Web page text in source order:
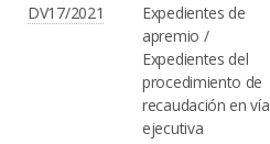
DV17/2021
Expedientes de
apremio /
Expedientes del
procedimiento de
recaudación en vía
ejecutiva